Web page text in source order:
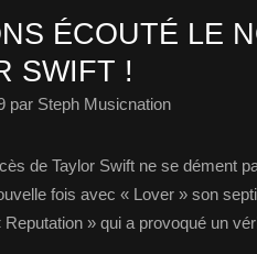
ÉCOUTÉ LE
SWIFT !
par Steph Musicnation
de Taylor Swift ne se dément
fois avec « Lover » son
» qui a provoqué un